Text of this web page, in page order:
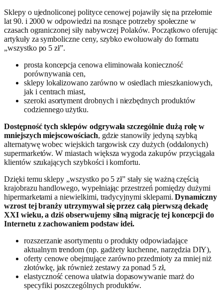
Sklepy o ujednoliconej polityce cenowej pojawiły się na przełomie
lat 90. i 2000 w odpowiedzi na rosnące potrzeby społeczne w
czasach ograniczonej siły nabywczej Polaków. Początkowo oferując
artykuły za symboliczne ceny, szybko ewoluowały do formatu
„wszystko po 5 zł”.
prosta koncepcja cenowa eliminowała konieczność
porównywania cen,
sklepy lokalizowano zarówno w osiedlach mieszkaniowych,
jak i centrach miast,
szeroki asortyment drobnych i niezbędnych produktów
codziennego użytku.
Dostępność tych sklepów odgrywała szczególnie dużą rolę w
mniejszych miejscowościach, gdzie stanowiły jedyną szybką
alternatywę wobec wiejskich targowisk czy dużych (oddalonych)
supermarketów. W miastach większa wygoda zakupów przyciągała
klientów szukających szybkości i komfortu.
Dzięki temu sklepy „wszystko po 5 zł” stały się ważną częścią
krajobrazu handlowego, wypełniając przestrzeń pomiędzy dużymi
hipermarketami a niewielkimi, tradycyjnymi sklepami.Dynamiczny
wzrost tej branży utrzymywał się przez całą pierwszą dekadę
XXI wieku, a dziś obserwujemy silną migrację tej koncepcji do
Internetu z zachowaniem podstaw idei.
rozszerzanie asortymentu o produkty odpowiadające
aktualnym trendom (np. gadżety kuchenne, narzędzia DIY),
oferty cenowe obejmujące zarówno przedmioty za mniej niż
złotówkę, jak również zestawy za ponad 5 zł,
elastyczność cenowa ułatwia dopasowywanie marż do
specyfiki poszczególnych produktów.